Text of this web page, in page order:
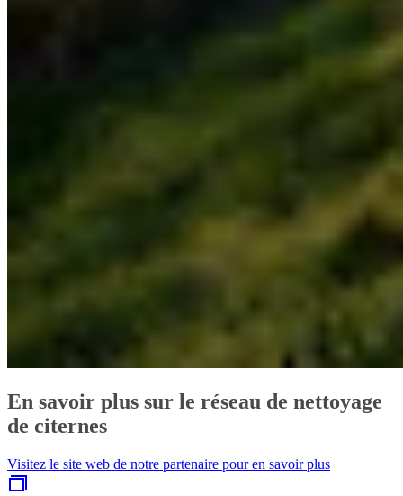
En savoir plus sur le réseau de nettoyage
de citernes
Visitez le site web de notre partenaire pour en savoir plus